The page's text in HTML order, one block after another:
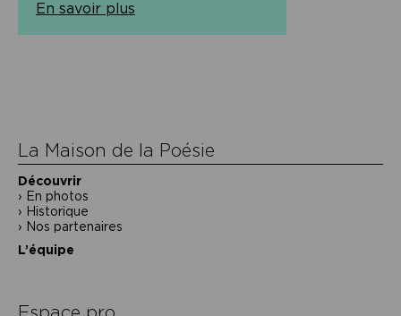
En savoir plus
La Maison de la Poésie
Découvrir
En photos
Historique
Nos partenaires
L’équipe